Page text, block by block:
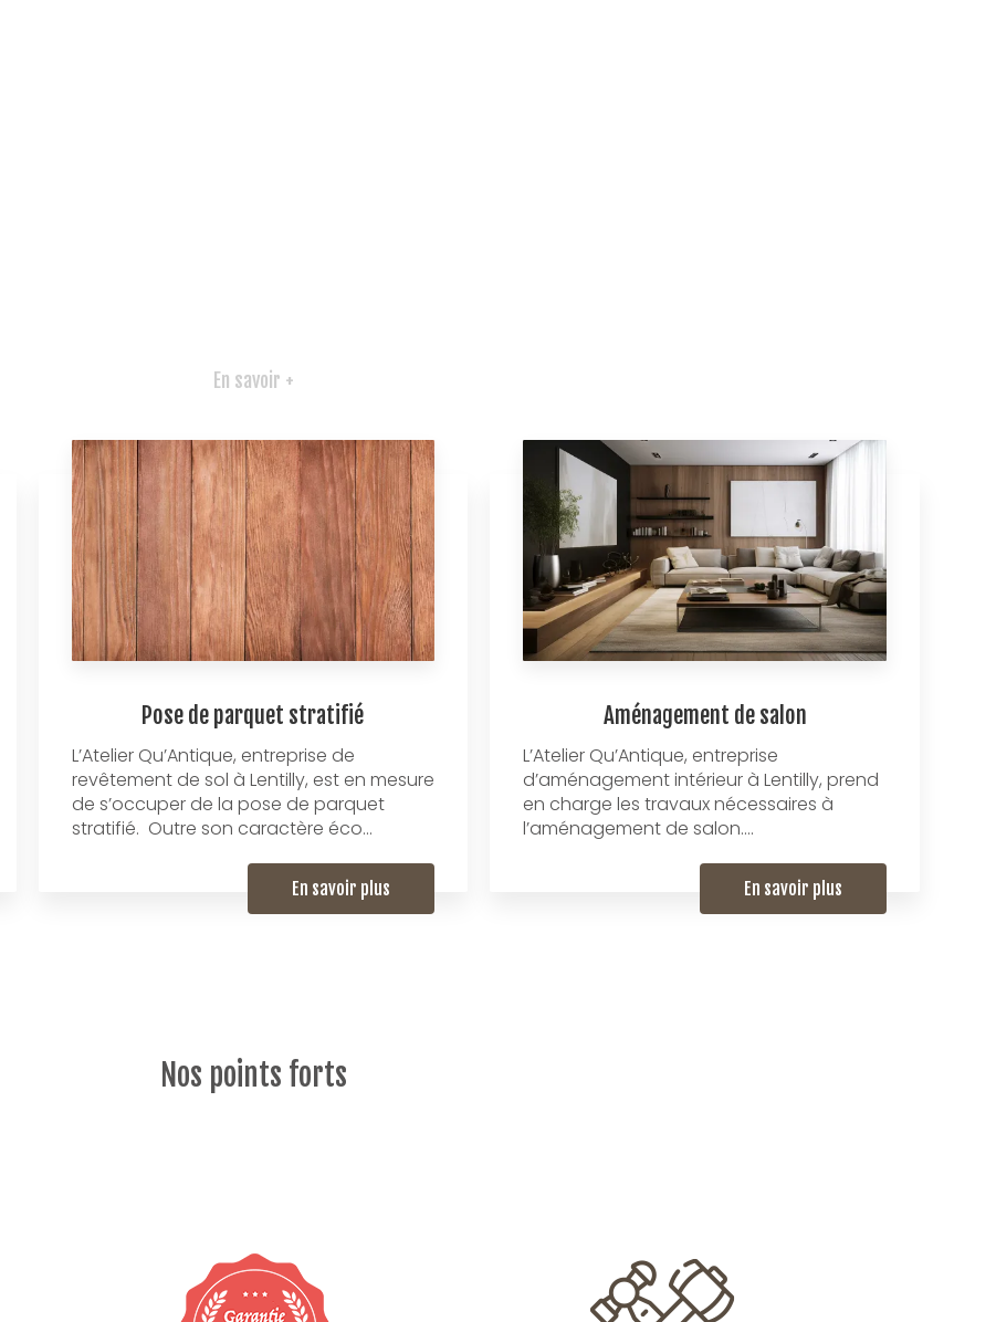
En savoir +
Pose de parquet stratifié
L’Atelier Qu’Antique, entreprise de
revêtement de sol à Lentilly, est en mesure
de s’occuper de la pose de parquet
stratifié. Outre son caractère éco...
En savoir plus
Aménagement de salon
L’Atelier Qu’Antique, entreprise
d’aménagement intérieur à Lentilly, prend
en charge les travaux nécessaires à
l’aménagement de salon....
En savoir plus
Nos points forts